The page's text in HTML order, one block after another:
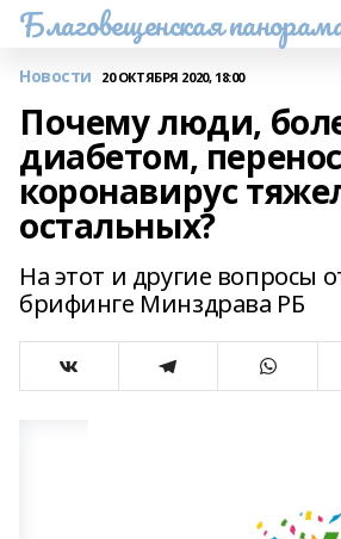
Благовещенская
Новости 20 ОКТЯБРЯ 2020, 18:00
Почему люди,
диабетом,
коронавирус
остальных?
На этот и другие вопросы
брифинге Минздрава РБ